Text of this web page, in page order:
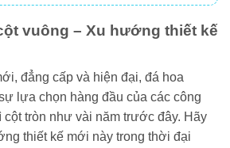
vuông – Xu hướng thiết kế
đẳng cấp và hiện đại, đá hoa
lựa chọn hàng đầu của các công
cột tròn như vài năm trước đây. Hãy
thiết kế mới này trong thời đại